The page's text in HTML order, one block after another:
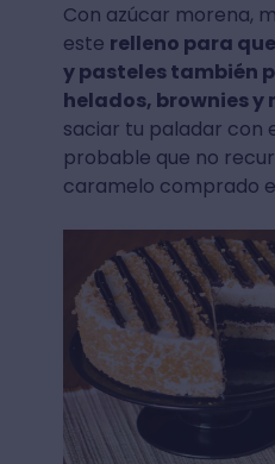
Con azúcar morena,
este relleno para
y pasteles también
helados, brownies y
saciar tu paladar con
probable que no
caramelo comprado